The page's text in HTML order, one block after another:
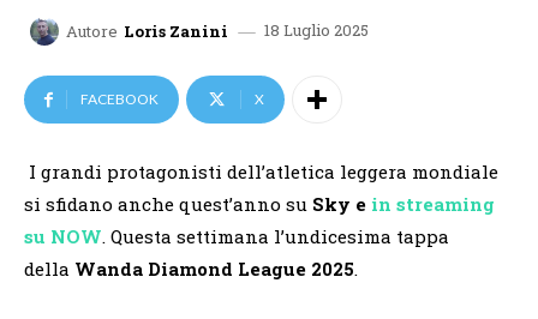
Autore Loris Zanini 18 Luglio 2025
FACEBOOK X
I grandi protagonisti dell’atletica leggera mondiale
si sfidano anche quest’anno su Sky e in streaming
su NOW. Questa settimana l’undicesima tappa
della Wanda Diamond League 2025.